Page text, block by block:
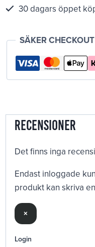
30 dagars öppet
SÄKER CHECKOUT
Recensioner
Det finns inga
Endast inloggade
produkt kan skriva
×
Login